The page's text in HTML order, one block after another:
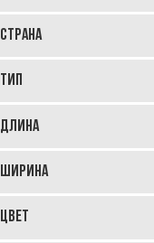
Страна
Тип
Длина
Ширина
Цвет